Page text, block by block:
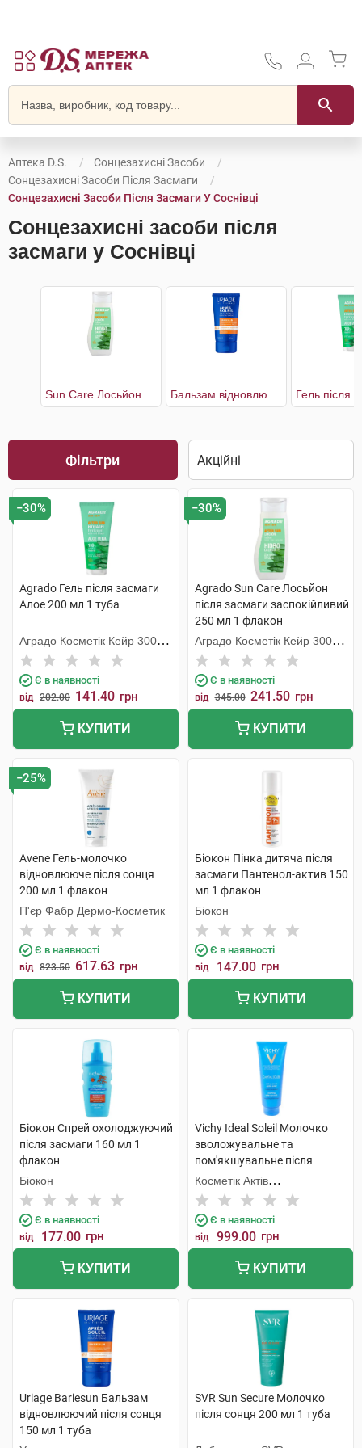
Аптека D.S.
Сонцезахисні Засоби
Сонцезахисні Засоби Після Засмаги
Сонцезахисні Засоби Після Засмаги У Соснівці
Сонцезахисні засоби після
засмаги у Соснівці
Фільтри
−30%
Agrado Гель після засмаги
Алое 200 мл 1 туба
Аградо Косметік Кейр 3000
С.Л.У.
Є в наявності
від 202.00 141.40 грн
КУПИТИ
−30%
Agrado Sun Care Лосьйон
після засмаги заспокійливий
250 мл 1 флакон
Аградо Косметік Кейр 3000
С.Л.У.
Є в наявності
від 345.00 241.50 грн
КУПИТИ
−25%
Avene Гель-молочко
відновлюючe після сонця
200 мл 1 флакон
П'єр Фабр Дермо-Косметик
Є в наявності
від 823.50 617.63 грн
КУПИТИ
Біокон Пінка дитяча після
засмаги Пантенол-актив 150
мл 1 флакон
Біокон
Є в наявності
від 147.00 грн
КУПИТИ
Біокон Спрей охолоджуючий
після засмаги 160 мл 1
флакон
Біокон
Є в наявності
від 177.00 грн
КУПИТИ
Vichy Ideal Soleil Молочко
зволожувальне та
пом'якшувальне після
засмаги 300 мл 1 флакон
Косметік Актів
Інтернаціональ
Є в наявності
від 999.00 грн
КУПИТИ
Uriage Bariesun Бальзам
відновлюючий після сонця
150 мл 1 туба
SVR Sun Secure Молочко
після сонця 200 мл 1 туба